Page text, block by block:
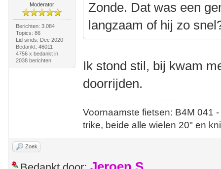
Moderator
Berichten: 3.084
Topics: 86
Lid sinds: Dec 2020
Bedankt: 46011
4756 x bedankt in
2038 berichten
Zonde. Dat was een
langzaam of hij zo
Ik stond stil, bij kwam
doorrijden.
Voornaamste fietsen: B4M
trike, beide alle wielen 20" en
Zoek